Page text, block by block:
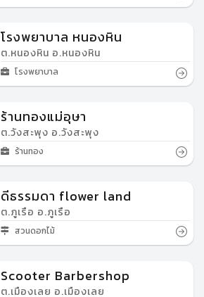
โรงพยาบาล หนองหิน
ต.หนองหิน อ.หนองหิน
โรงพยาบาล
ร้านทองแม่อุษา
ต.วังสะพุง อ.วังสะพุง
ร้านทอง
ดีธรรมดา flower land
ต.ภูเรือ อ.ภูเรือ
สวนดอกไม้
Scooter Barbershop
ต.เมืองเลย อ.เมืองเลย